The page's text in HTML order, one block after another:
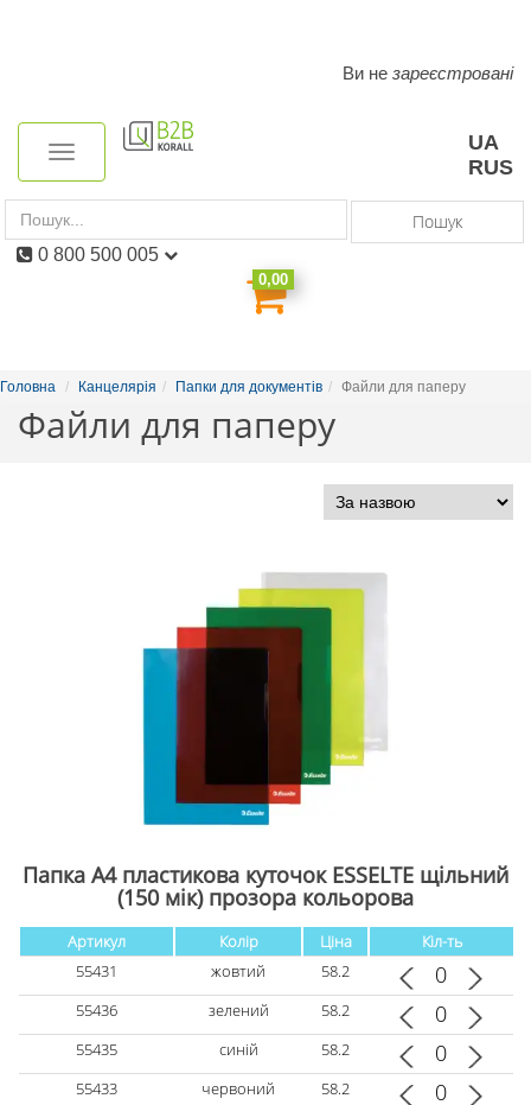
navigation
Toggle
UA
RUS
Пошук
0,00
Ви не зареєстровані
0 800 500 005
Головна Канцелярія Папки для документів Файли для паперу
Файли для паперу
Папка А4 пластикова куточок ESSELTЕ щільний
(150 мік) прозора кольорова
Артикул Колір Ціна
Кіл-ть
55431
жовтий
58.2
55436
зелений
58.2
55435
синій
58.2
55433
червоний
58.2